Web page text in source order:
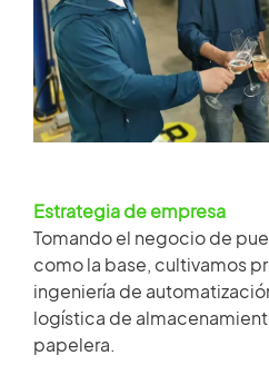
×
SALA DE NOTICIAS
VIDEO
ARTÍCULOS TÉCNICOS
CARRERA
CONTÁCTENOS
Estrategia de empresa
Tomando el negocio de
como la base, cultivamos
ingeniería de
logística de
papelera.